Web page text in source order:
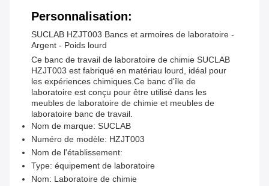
Personnalisation:
SUCLAB HZJT003 Bancs et armoires de laboratoire -
Argent - Poids lourd
Ce banc de travail de laboratoire de chimie SUCLAB
HZJT003 est fabriqué en matériau lourd, idéal pour
les expériences chimiques.Ce banc d'île de
laboratoire est conçu pour être utilisé dans les
meubles de laboratoire de chimie et meubles de
laboratoire banc de travail.
Nom de marque: SUCLAB
Numéro de modèle: HZJT003
Nom de l'établissement:
Type: équipement de laboratoire
Nom: Laboratoire de chimie